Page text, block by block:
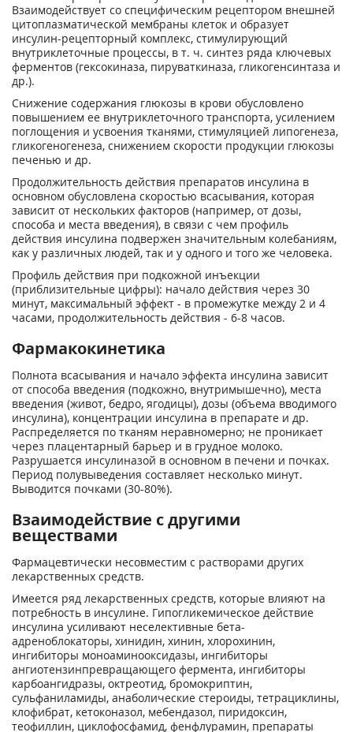
Взаимодействует со специфическим рецептором внешней
цитоплазматической мембраны клеток и образует
инсулин-рецепторный комплекс, стимулирующий
внутриклеточные процессы, в т. ч. синтез ряда ключевых
ферментов (гексокиназа, пируваткиназа, гликогенсинтаза и
др.).
Снижение содержания глюкозы в крови обусловлено
повышением ее внутриклеточного транспорта, усилением
поглощения и усвоения тканями, стимуляцией липогенеза,
гликогеногенеза, снижением скорости продукции глюкозы
печенью и др.
Продолжительность действия препаратов инсулина в
основном обусловлена скоростью всасывания, которая
зависит от нескольких факторов (например, от дозы,
способа и места введения), в связи с чем профиль
действия инсулина подвержен значительным колебаниям,
как у различных людей, так и у одного и того же человека.
Профиль действия при подкожной инъекции
(приблизительные цифры): начало действия через 30
минут, максимальный эффект - в промежутке между 2 и 4
часами, продолжительность действия - 6-8 часов.
Фармакокинетика
Полнота всасывания и начало эффекта инсулина зависит
от способа введения (подкожно, внутримышечно), места
введения (живот, бедро, ягодицы), дозы (объема вводимого
инсулина), концентрации инсулина в препарате и др.
Распределяется по тканям неравномерно; не проникает
через плацентарный барьер и в грудное молоко.
Разрушается инсулиназой в основном в печени и почках.
Период полувыведения составляет несколько минут.
Выводится почками (30-80%).
Взаимодействие с другими
веществами
Фармацевтически несовместим с растворами других
лекарственных средств.
Имеется ряд лекарственных средств, которые влияют на
потребность в инсулине. Гипогликемическое действие
инсулина усиливают неселективные бета-
адреноблокаторы, хинидин, хинин, хлорохинин,
ингибиторы моноаминооксидазы, ингибиторы
ангиотензинпревращающего фермента, ингибиторы
карбоангидразы, октреотид, бромокриптин,
сульфаниламиды, анаболические стероиды, тетрациклины,
клофибрат, кетоконазол, мебендазол, пиридоксин,
теофиллин, циклофосфамид, фенфлурамин, препараты